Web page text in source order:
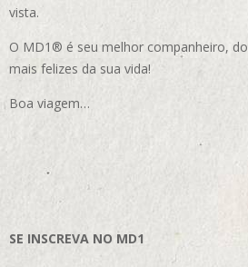
vista.
O MD1® é seu melhor companheiro,
mais felizes da sua vida!
Boa viagem…
SE INSCREVA NO MD1